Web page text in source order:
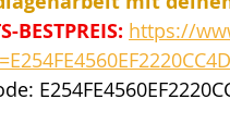
BESTPREIS: https://